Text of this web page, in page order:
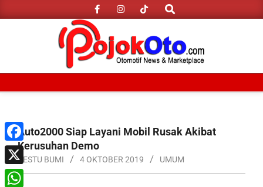
to
Search
MenuAuto2000 Siap Layani Mobil Rusak Akibat
Kerusuhan Demo
RESTU BUMI 4 OKTOBER 2019 UMUM
Facebook
X